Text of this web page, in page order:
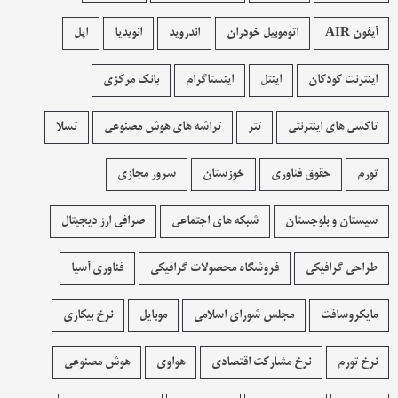
آیفون AIR اتوموبیل خودران اندروید انویدیا اپل
اینترنت کودکان اینتل اینستاگرام بانک مرکزی
تاکسی های اینترنتی تتر تراشه های هوش مصنوعی تسلا
تورم حقوق فناوری خوزستان سرور مجازی
سیستان و بلوچستان شبکه های اجتماعی صرافی ارز دیجیتال
طراحی گرافیکی فروشگاه محصولات گرافيکی فناوری آسیا
مایکروسافت مجلس شورای اسلامی موبایل نرخ بیکاری
نرخ تورم نرخ مشارکت اقتصادی هواوی هوش مصنوعی